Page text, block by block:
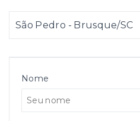
Nome
São Pedro - Brusque/SC